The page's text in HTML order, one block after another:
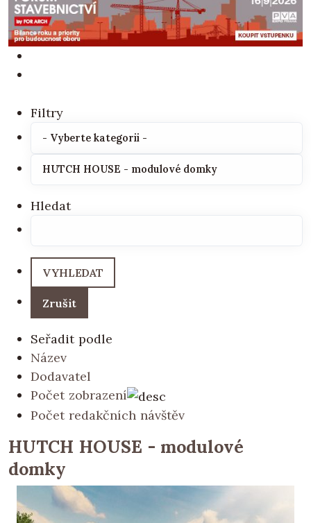
Filtry
Hledat
Seřadit podle
Název
Dodavatel
Počet zobrazení
Počet redakčních návštěv
HUTCH HOUSE - modulové
domky